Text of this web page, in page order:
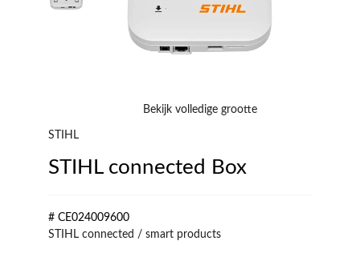
Bekijk volledige grootte
STIHL
STIHL connected Box
# CE024009600
STIHL connected / smart products